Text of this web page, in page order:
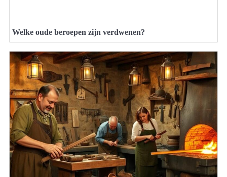
Welke oude beroepen zijn verdwenen?